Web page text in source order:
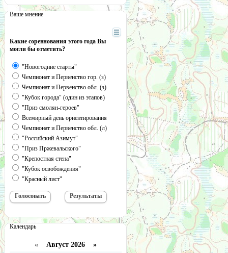
Ваше мнение
Какие соревнования этого года Вы
могли бы отметить?
"Новогодние старты"
Чемпионат и Первенство гор. (з)
Чемпионат и Первенство обл. (з)
"Кубок города" (один из этапов)
"Приз смолян-героев"
Всемирный день ориентирования
Чемпионат и Первенство обл. (л)
"Российский Азимут"
"Приз Пржевальского"
"Крепостная стена"
"Кубок освобождения"
"Красный лист"
Календарь
« Август 2026 »